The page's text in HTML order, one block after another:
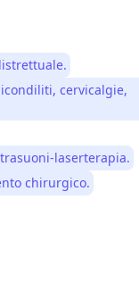
cervicalgie,
laserterapia.
chirurgico.